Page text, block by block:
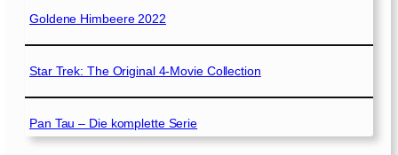
Goldene Himbeere 2022
Star Trek: The Original 4-Movie Collection
Pan Tau – Die komplette Serie